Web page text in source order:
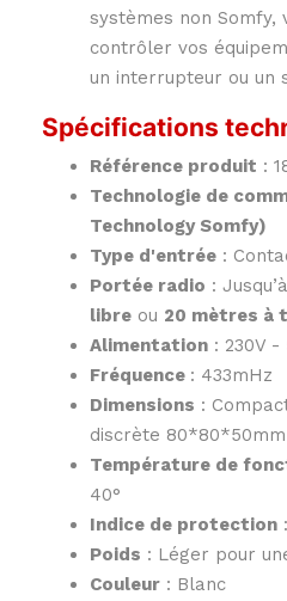
systèmes non Somfy,
contrôler vos
un interrupteur ou un
Spécifications
Référence produit :
Technologie de
Technology Somfy)
Type d'entrée :
Portée radio : Jusqu’à
libre ou 20 mètres à
Alimentation : 230V -
Fréquence : 433mHz
Dimensions :
discrète 80*80*50mm
Température de
40°
Indice de protection
Poids : Léger pour
Couleur : Blanc